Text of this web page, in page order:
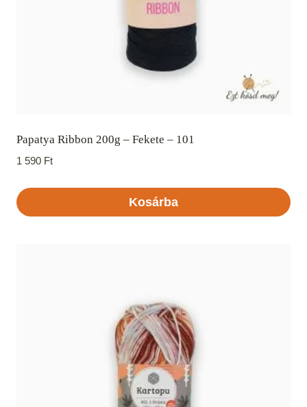
Papatya Ribbon 200g – Fekete – 101
1 590 Ft
Kosárba